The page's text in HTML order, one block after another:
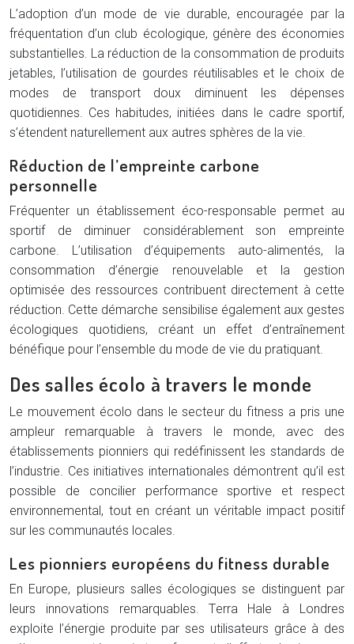
L’adoption d’un mode de vie durable, encouragée par la
fréquentation d’un club écologique, génère des économies
substantielles. La réduction de la consommation de produits
jetables, l’utilisation de gourdes réutilisables et le choix de
modes de transport doux diminuent les dépenses
quotidiennes. Ces habitudes, initiées dans le cadre sportif,
s’étendent naturellement aux autres sphères de la vie.
Réduction de l’empreinte carbone
personnelle
Fréquenter un établissement éco-responsable permet au
sportif de diminuer considérablement son empreinte
carbone. L’utilisation d’équipements auto-alimentés, la
consommation d’énergie renouvelable et la gestion
optimisée des ressources contribuent directement à cette
réduction. Cette démarche sensibilise également aux gestes
écologiques quotidiens, créant un effet d’entraînement
bénéfique pour l’ensemble du mode de vie du pratiquant.
Des salles écolo à travers le monde
Le mouvement écolo dans le secteur du fitness a pris une
ampleur remarquable à travers le monde, avec des
établissements pionniers qui redéfinissent les standards de
l’industrie. Ces initiatives internationales démontrent qu’il est
possible de concilier performance sportive et respect
environnemental, tout en créant un véritable impact positif
sur les communautés locales.
Les pionniers européens du fitness durable
En Europe, plusieurs salles écologiques se distinguent par
leurs innovations remarquables. Terra Hale à Londres
exploite l’énergie produite par ses utilisateurs grâce à des